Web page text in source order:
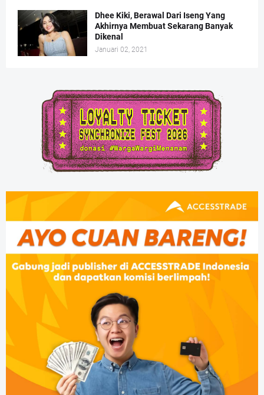
Dhee Kiki, Berawal Dari Iseng Yang
Akhirnya Membuat Sekarang Banyak
Dikenal
Januari 02, 2021